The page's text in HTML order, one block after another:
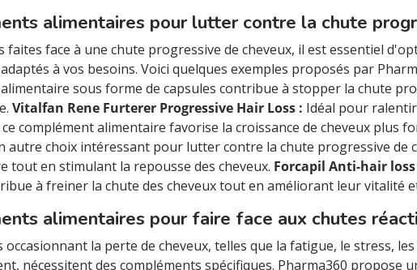
alimentaires pour lutter contre la chute
faites face à une chute progressive de cheveux, il est essentiel
à vos besoins. Voici quelques exemples proposés par
sous forme de capsules contribue à stopper la chute
Vitalfan Rene Furterer Progressive Hair Loss : Idéal pour ralentir
complément alimentaire favorise la croissance de cheveux plus
autre choix intéressant pour lutter contre la chute progressive de
tout en stimulant la repousse des cheveux. Forcapil Anti-hair loss
à freiner la chute des cheveux tout en améliorant leur vitalité
alimentaires pour faire face aux chutes
occasionnant la perte de cheveux, telles que la fatigue, le stress,
nécessitent des compléments spécifiques. Pharma360 propose